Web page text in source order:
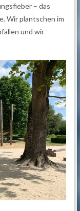
– das
Wir plantschen im
und wir